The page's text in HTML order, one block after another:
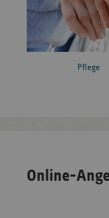
Pflege
Online-